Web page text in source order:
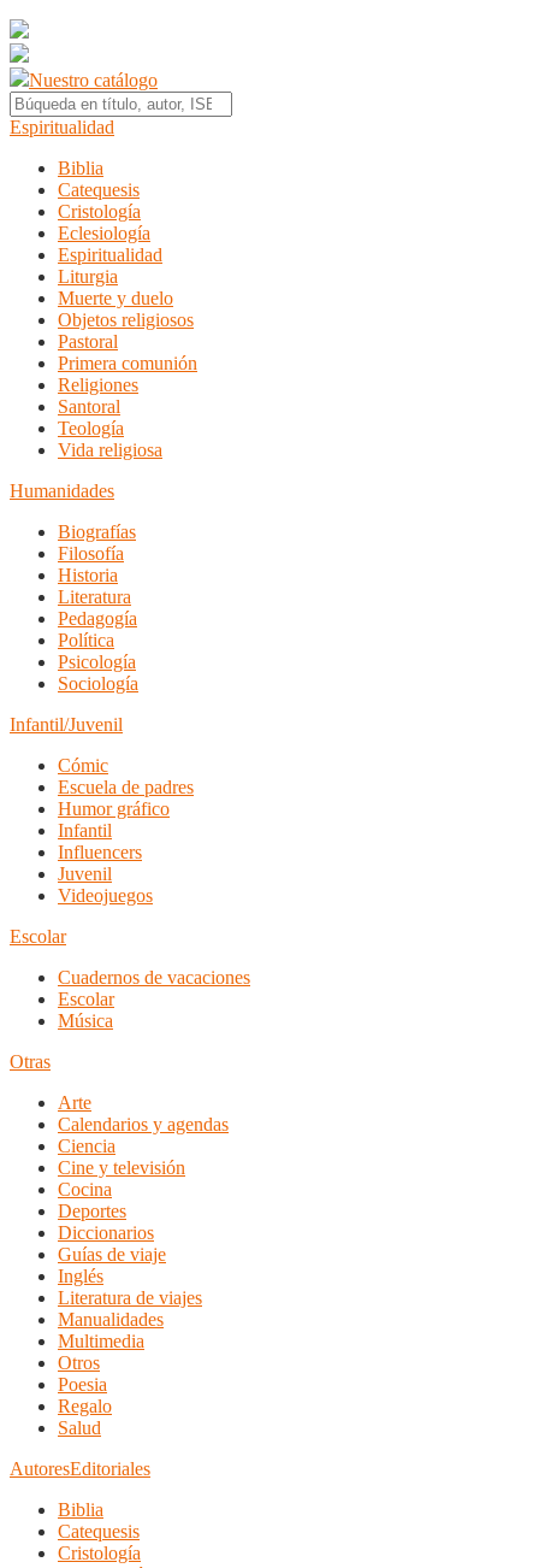
Nuestro catálogo
Espiritualidad
Biblia
Catequesis
Cristología
Eclesiología
Espiritualidad
Liturgia
Muerte y duelo
Objetos religiosos
Pastoral
Primera comunión
Religiones
Santoral
Teología
Vida religiosa
Humanidades
Biografías
Filosofía
Historia
Literatura
Pedagogía
Política
Psicología
Sociología
Infantil/Juvenil
Cómic
Escuela de padres
Humor gráfico
Infantil
Influencers
Juvenil
Videojuegos
Escolar
Cuadernos de vacaciones
Escolar
Música
Otras
Arte
Calendarios y agendas
Ciencia
Cine y televisión
Cocina
Deportes
Diccionarios
Guías de viaje
Inglés
Literatura de viajes
Manualidades
Multimedia
Otros
Poesia
Regalo
Salud
AutoresEditoriales
Biblia
Catequesis
Cristología